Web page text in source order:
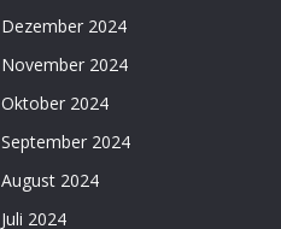
Dezember 2024
November 2024
Oktober 2024
September 2024
August 2024
Juli 2024